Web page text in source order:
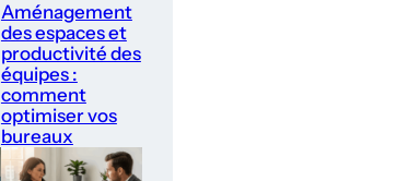
Aménagement
des espaces et
productivité des
équipes :
comment
optimiser vos
bureaux